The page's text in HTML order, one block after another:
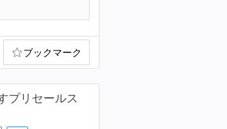
ブックマーク
プリセールス